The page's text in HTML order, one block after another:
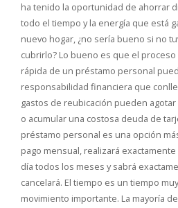
ha tenido la oportunidad de ahorrar
todo el tiempo y la energía que está
nuevo hogar, ¿no sería bueno si no
cubrirlo? Lo bueno es que el proceso
rápida de un préstamo personal
responsabilidad financiera que
gastos de reubicación pueden
o acumular una costosa deuda de
préstamo personal es una opción
pago mensual, realizará
día todos los meses y sabrá
cancelará. El tiempo es un tiempo
movimiento importante. La mayoría